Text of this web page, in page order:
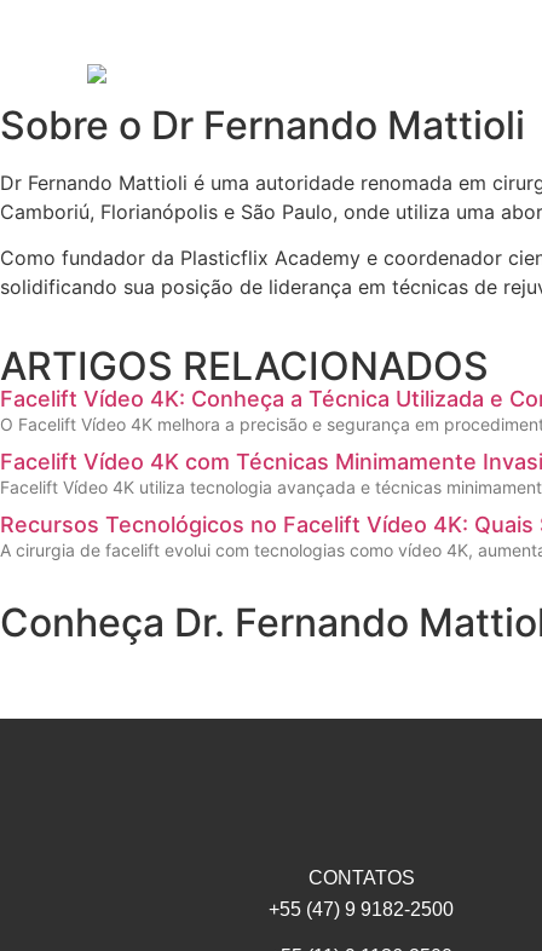
Sobre o Dr Fernando Mattioli
Dr Fernando Mattioli é uma autoridade renomada em
Camboriú, Florianópolis e São Paulo, onde utiliza uma
Como fundador da Plasticflix Academy e coordenador
solidificando sua posição de liderança em técnicas de
ARTIGOS RELACIONADOS
Facelift Vídeo 4K: Conheça a Técnica Utilizada e
O Facelift Vídeo 4K melhora a precisão e segurança em
Facelift Vídeo 4K com Técnicas Minimamente
Facelift Vídeo 4K utiliza tecnologia avançada e técnicas
Recursos Tecnológicos no Facelift Vídeo 4K:
A cirurgia de facelift evolui com tecnologias como vídeo 4K,
Conheça Dr. Fernando
CONTATOS
+55 (47) 9 9182-2500